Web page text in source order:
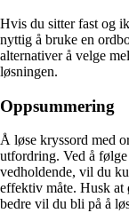
Hvis du sitter fast og
nyttig å bruke en
alternativer å velge
løsningen.
Oppsummering
Å løse kryssord med
utfordring. Ved å
vedholdende, vil du
effektiv måte. Husk at
bedre vil du bli på å